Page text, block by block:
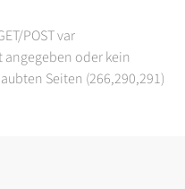
POST var
oder kein
Seiten (266,290,291)